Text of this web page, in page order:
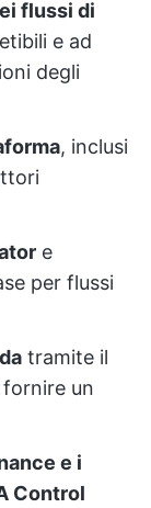
flussi di
e ad
degli
, inclusi
e
per flussi
tramite il
un
e i
Control